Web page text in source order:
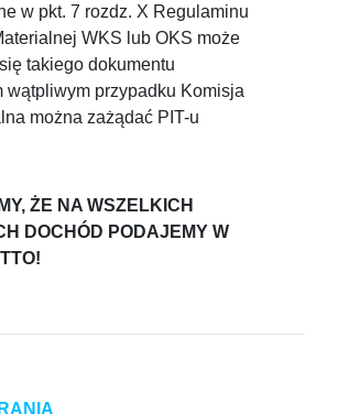
w pkt. 7 rozdz. X Regulaminu
WKS lub OKS może
takiego dokumentu
wątpliwym przypadku Komisja
można zażądać PIT-u
ŻE NA WSZELKICH
DOCHÓD PODAJEMY W